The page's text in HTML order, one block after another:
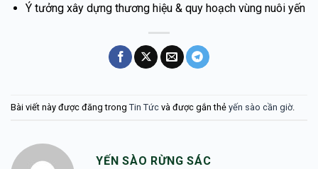
Ý tưởng xây dựng thương hiệu & quy hoạch vùng nuôi yến
Bài viết này được đăng trong Tin Tức và được gắn thẻ yến sào cần giờ.
YẾN SÀO RỪNG SÁC